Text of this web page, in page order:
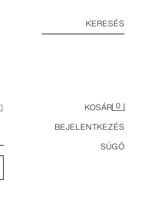
KERESÉS
KOSÁR 0
BEJELENTKEZÉS
SÚGÓ